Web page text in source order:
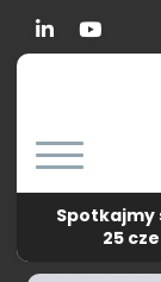
Spotkajmy
25
Energy5-